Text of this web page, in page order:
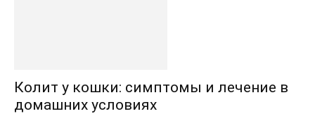
Колит у кошки: симптомы и лечение в
домашних условиях